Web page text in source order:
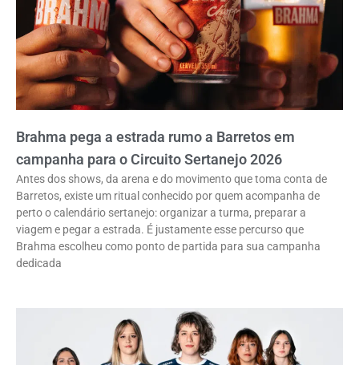
Brahma pega a estrada rumo a Barretos em
campanha para o Circuito Sertanejo 2026
Antes dos shows, da arena e do movimento que toma conta de
Barretos, existe um ritual conhecido por quem acompanha de
perto o calendário sertanejo: organizar a turma, preparar a
viagem e pegar a estrada. É justamente esse percurso que
Brahma escolheu como ponto de partida para sua campanha
dedicada